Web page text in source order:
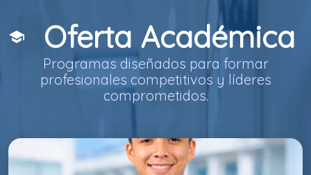
school Oferta Académica
Programas diseñados para formar
profesionales competitivos y líderes
comprometidos.